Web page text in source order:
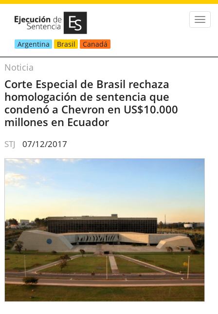
Argentina Brasil Canadá
Noticia
Corte Especial de Brasil rechaza
homologación de sentencia que
condenó a Chevron en US$10.000
millones en Ecuador
STJ 07/12/2017